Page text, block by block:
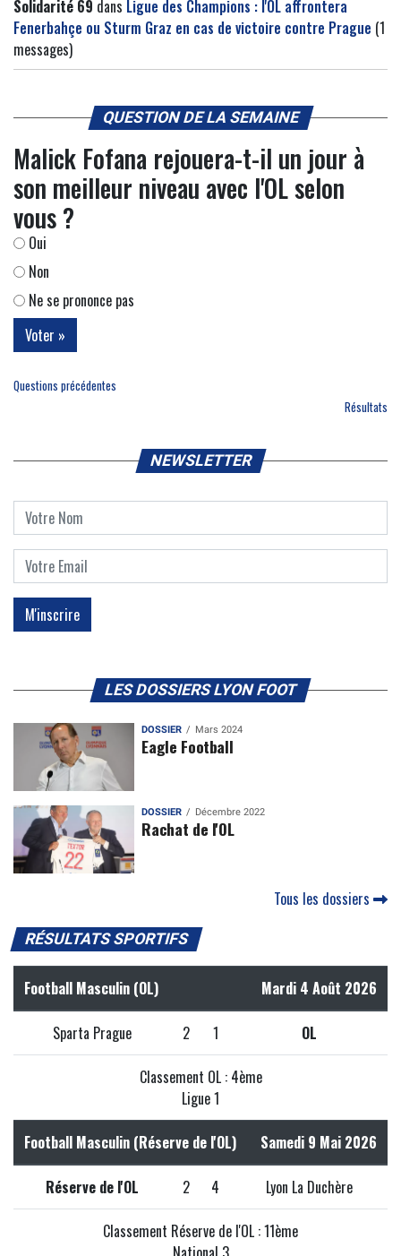
Solidarité 69 dans Ligue des Champions : l'OL affrontera
Fenerbahçe ou Sturm Graz en cas de victoire contre Prague (1
messages)
QUESTION DE LA SEMAINE
Malick Fofana rejouera-t-il un jour à
son meilleur niveau avec l'OL selon
vous ?
Oui
Non
Ne se prononce pas
Questions précédentes
Résultats
NEWSLETTER
LES DOSSIERS LYON FOOT
DOSSIER Mars 2024
Eagle Football
DOSSIER Décembre 2022
Rachat de l'OL
Tous les dossiers
RÉSULTATS SPORTIFS
Football Masculin (OL) Mardi 4 Août 2026
Sparta Prague 2 1 OL
Classement OL : 4ème
Ligue 1
Football Masculin (Réserve de l'OL) Samedi 9 Mai 2026
Réserve de l'OL 2 4 Lyon La Duchère
Classement Réserve de l'OL : 11ème